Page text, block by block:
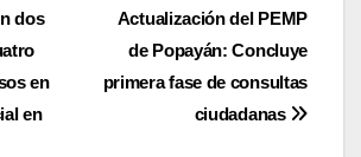
Actualización del PEMP
de Popayán: Concluye
primera fase de consultas
ciudadanas
dos
en
en